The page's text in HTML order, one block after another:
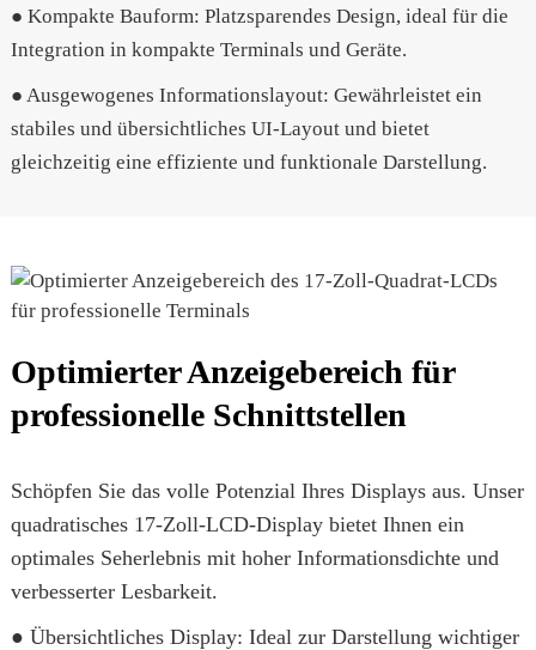
● Kompakte Bauform: Platzsparendes Design, ideal für die
Integration in kompakte Terminals und Geräte.
● Ausgewogenes Informationslayout: Gewährleistet ein
stabiles und übersichtliches UI-Layout und bietet
gleichzeitig eine effiziente und funktionale Darstellung.
Optimierter Anzeigebereich für
professionelle Schnittstellen
Schöpfen Sie das volle Potenzial Ihres Displays aus. Unser
quadratisches 17-Zoll-LCD-Display bietet Ihnen ein
optimales Seherlebnis mit hoher Informationsdichte und
verbesserter Lesbarkeit.
● Übersichtliches Display: Ideal zur Darstellung wichtiger